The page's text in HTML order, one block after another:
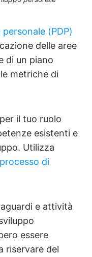
(PDP)
delle aree
di un piano
metriche di
il tuo ruolo
esistenti e
Utilizza
processo di
e attività
essere
riservare del